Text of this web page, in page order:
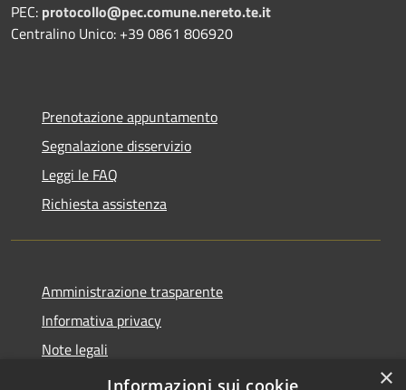
PEC: protocollo@pec.comune.nereto.te.it
Centralino Unico: +39 0861 806920
Prenotazione appuntamento
Segnalazione disservizio
Leggi le FAQ
Richiesta assistenza
Amministrazione trasparente
Informativa privacy
Note legali
Dichiarazione di accessibilità
×
Informazioni sui cookie